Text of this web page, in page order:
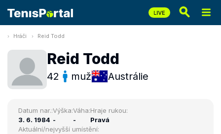
Hráči Reid Todd
Reid Todd
42 muž Austrálie
Datum nar.:
3. 6. 1984
Výška:
-
Váha:
-
Hraje rukou:
Pravá
Aktuální/nejvyšší umístění: